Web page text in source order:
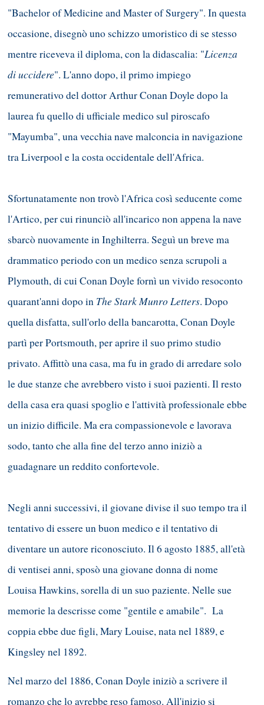
"Bachelor of Medicine and Master of Surgery". In questa
occasione, disegnò uno schizzo umoristico di se stesso
mentre riceveva il diploma, con la didascalia: "Licenza
di uccidere". L'anno dopo, il primo impiego
remunerativo del dottor Arthur Conan Doyle dopo la
laurea fu quello di ufficiale medico sul piroscafo
"Mayumba", una vecchia nave malconcia in navigazione
tra Liverpool e la costa occidentale dell'Africa.
Sfortunatamente non trovò l'Africa così seducente come
l'Artico, per cui rinunciò all'incarico non appena la nave
sbarcò nuovamente in Inghilterra. Seguì un breve ma
drammatico periodo con un medico senza scrupoli a
Plymouth, di cui Conan Doyle fornì un vivido resoconto
quarant'anni dopo in The Stark Munro Letters. Dopo
quella disfatta, sull'orlo della bancarotta, Conan Doyle
partì per Portsmouth, per aprire il suo primo studio
privato. Affittò una casa, ma fu in grado di arredare solo
le due stanze che avrebbero visto i suoi pazienti. Il resto
della casa era quasi spoglio e l'attività professionale ebbe
un inizio difficile. Ma era compassionevole e lavorava
sodo, tanto che alla fine del terzo anno iniziò a
guadagnare un reddito confortevole.
Negli anni successivi, il giovane divise il suo tempo tra il
tentativo di essere un buon medico e il tentativo di
diventare un autore riconosciuto. Il 6 agosto 1885, all'età
di ventisei anni, sposò una giovane donna di nome
Louisa Hawkins, sorella di un suo paziente. Nelle sue
memorie la descrisse come "gentile e amabile". La
coppia ebbe due figli, Mary Louise, nata nel 1889, e
Kingsley nel 1892.
Nel marzo del 1886, Conan Doyle iniziò a scrivere il
romanzo che lo avrebbe reso famoso. All'inizio si